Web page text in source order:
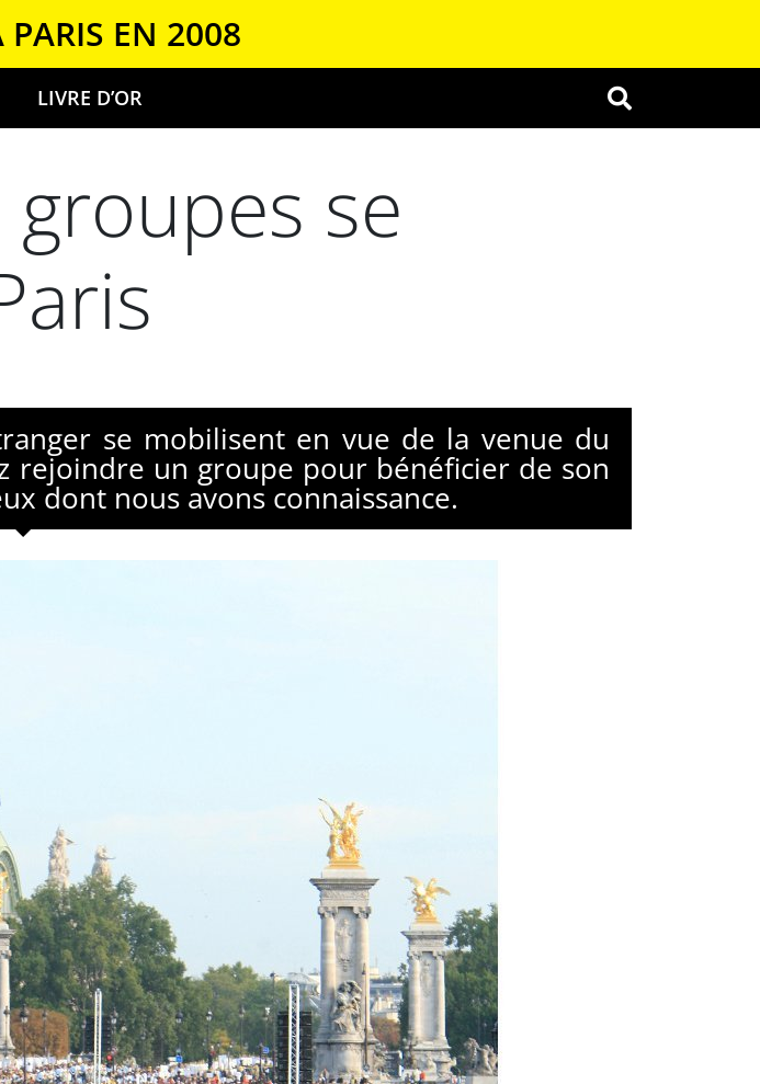
EN 2008
OK
LIVRE D’OR
se
se mobilisent en vue de la venue du
rejoindre un groupe pour bénéficier de son
dont nous avons connaissance.